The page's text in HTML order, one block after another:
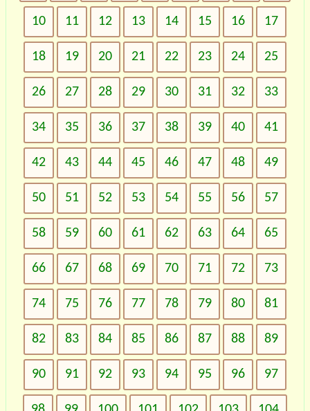
10 11 12 13 14 15 16 17
18 19 20 21 22 23 24 25
26 27 28 29 30 31 32 33
34 35 36 37 38 39 40 41
42 43 44 45 46 47 48 49
50 51 52 53 54 55 56 57
58 59 60 61 62 63 64 65
66 67 68 69 70 71 72 73
74 75 76 77 78 79 80 81
82 83 84 85 86 87 88 89
90 91 92 93 94 95 96 97